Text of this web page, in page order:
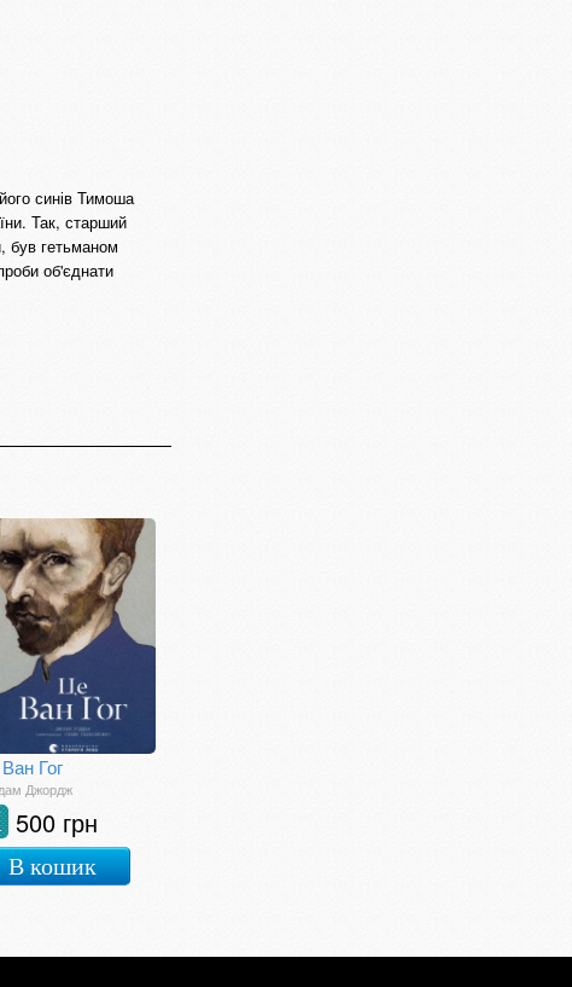
синів Тимоша
Так, старший
був гетьманом
об'єднати
Гог
Джордж
500 грн
В кошик